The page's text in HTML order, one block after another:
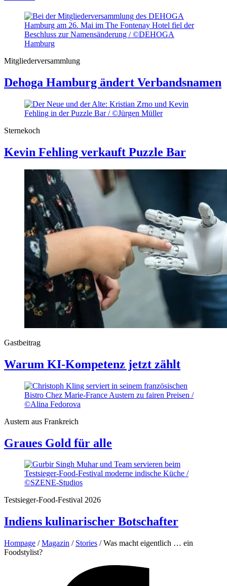
Mitgliederversammlung
Dehoga Hamburg ändert Verbandsnamen
Sternekoch
Kevin Fehling verkauft Puzzle Bar
Gastbeitrag
Warum KI-Kompetenz jetzt zählt
Austern aus Frankreich
Graues Gold für alle
Testsieger-Food-Festival 2026
Indiens kulinarischer Botschafter
Hompage /Magazin / Stories /Was macht eigentlich … ein
Foodstylist?